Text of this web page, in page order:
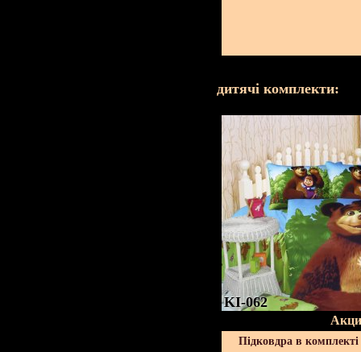
дитячі комплекти:
KI-062
Підковдра в